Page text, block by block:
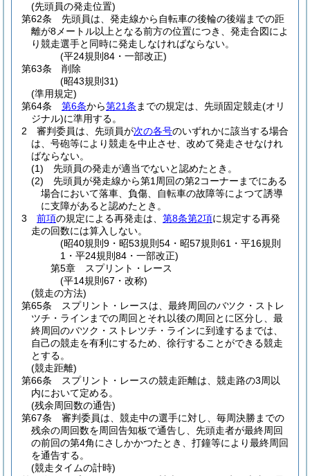
(先頭員の発走位置)
第62条
先頭員は、発走線から自転車の後輪の後端までの距
離が8メートル以上となる前方の位置につき、発走合図によ
り競走選手と同時に発走しなければならない。
(平24規則84・一部改正)
第63条
削除
(昭43規則31)
(準用規定)
第64条
第6条から第21条 までの規定は、先頭固定競走(オリ
ジナル)に準用する。
2
審判委員は、先頭員が次の各号のいずれかに該当する場合
は、号砲等により競走を中止させ、改めて発走させなけれ
ばならない。
(1)
先頭員の発走が適当でないと認めたとき。
(2)
先頭員が発走線から第1周回の第2コーナーまでにある
場合において落車、負傷、自転車の故障等によつて誘導
に支障があると認めたとき。
3
前項の規定による再発走は、 第8条第2項に規定する再発
走の回数には算入しない。
(昭40規則9・昭53規則54・昭57規則61・平16規則
1・平24規則84・一部改正)
第5章
スプリント・レース
(平14規則67・改称)
(競走の方法)
第65条
スプリント・レースは、最終周回のバツク・ストレ
ツチ・ラインまでの周回とそれ以後の周回とに区分し、最
終周回のバツク・ストレツチ・ラインに到達するまでは、
自己の競走を有利にするため、徐行することができる競走
とする。
(競走距離)
第66条
スプリント・レースの競走距離は、競走路の3周以
内において定める。
(残余周回数の通告)
第67条
審判委員は、競走中の選手に対し、毎周決勝までの
残余の周回数を周回告知板で通告し、先頭走者が最終周回
の前回の第4角にさしかかつたとき、打鐘等により最終周回
を通告する。
(競走タイムの計時)